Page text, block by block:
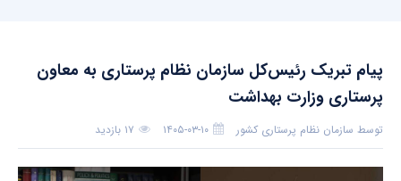
پیام تبریک رئیس‌کل سازمان نظام پرستاری به معاون
پرستاری وزارت بهداشت
توسط سازمان نظام پرستاری کشور ۱۴۰۵-۰۳-۱۰
۱۷ بازدید
بدون دیدگاه